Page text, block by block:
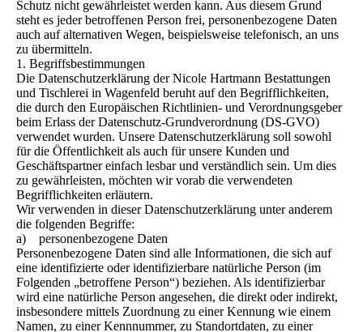
Schutz nicht gewährleistet werden kann. Aus diesem Grund
steht es jeder betroffenen Person frei, personenbezogene Daten
auch auf alternativen Wegen, beispielsweise telefonisch, an uns
zu übermitteln.
1. Begriffsbestimmungen
Die Datenschutzerklärung der Nicole Hartmann Bestattungen
und Tischlerei in Wagenfeld beruht auf den Begrifflichkeiten,
die durch den Europäischen Richtlinien- und Verordnungsgeber
beim Erlass der Datenschutz-Grundverordnung (DS-GVO)
verwendet wurden. Unsere Datenschutzerklärung soll sowohl
für die Öffentlichkeit als auch für unsere Kunden und
Geschäftspartner einfach lesbar und verständlich sein. Um dies
zu gewährleisten, möchten wir vorab die verwendeten
Begrifflichkeiten erläutern.
Wir verwenden in dieser Datenschutzerklärung unter anderem
die folgenden Begriffe:
a) personenbezogene Daten
Personenbezogene Daten sind alle Informationen, die sich auf
eine identifizierte oder identifizierbare natürliche Person (im
Folgenden „betroffene Person“) beziehen. Als identifizierbar
wird eine natürliche Person angesehen, die direkt oder indirekt,
insbesondere mittels Zuordnung zu einer Kennung wie einem
Namen, zu einer Kennnummer, zu Standortdaten, zu einer